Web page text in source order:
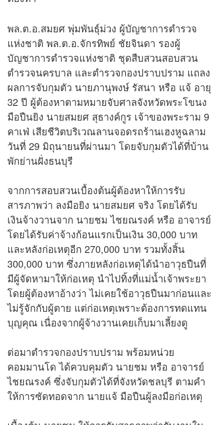
พล.ต.อ.สมยศ พุ่มพันธุ์ม่วง ผู้บัญชาการตำรวจ
แห่งชาติ พล.ต.อ.จักรทิพย์ ชัยจินดา รองผู้
บัญชาการตำรวจแห่งชาติ ชุดสืบสวนสอบสวน
ตำรวจนครบาล และตำรวจกองปราบปราม แถลง
ผลการจับกุมตัว นายภานุพงษ์ รัสนา หรือ แจ้ อายุ
32 ปี ผู้ต้องหาตามหมายจับศาลจังหวัดพระโขนง
มือปืนยิง นายสมยศ สุธางค์กูร เจ้าของพระราม 9
คาเฟ่ เสียชีวิตบริเวณลานจอดรถร้านเฮงหูฉลาม
วันที่ 29 มิถุนายนที่ผ่านมา โดยจับกุมตัวได้ที่บ้าน
พักย่านฝั่งธนบุรี
จากการสอบสวนเบื้องต้นผู้ต้องหาให้การรับ
สารภาพว่า ลงมือยิง นายสมยศ จริง โดยได้รับ
เงินจ้างวานจาก นายชม ไชยณรงค์ หรือ อาจารย์
โดยได้รับค่าจ้างก้อนแรกเป็นเงิน 30,000 บาท
และหลังก่อเหตุอีก 270,000 บาท รวมทั้งสิ้น
300,000 บาท ซึ่งภายหลังก่อเหตุได้นำอาวุธปืนที่
มีผู้จัดหามาให้ก่อเหตุ นำไปทิ้งที่แม่น้ำเจ้าพระยา
โดยผู้ต้องหาอ้างว่า ไม่เคยใช้อาวุธปืนมาก่อนและ
ไม่รู้จักกับผู้ตาย แต่ก่อเหตุเพราะต้องการทดแทน
บุญคุณ เนื่องจากผู้จ้างวานเคยเก็บมาเลี้ยงดู
ต่อมาตำรวจกองปราบปราม พร้อมหน่วย
คอมมานโด ได้ควบคุมตัว นายชม หรือ อาจารย์
ไชยณรงค์ ซึ่งจับกุมตัวได้ที่จังหวัดชลบุรี ตามคำ
ให้การซัดทอดจาก นายแจ้ มือปืนผู้ลงมือก่อเหตุ